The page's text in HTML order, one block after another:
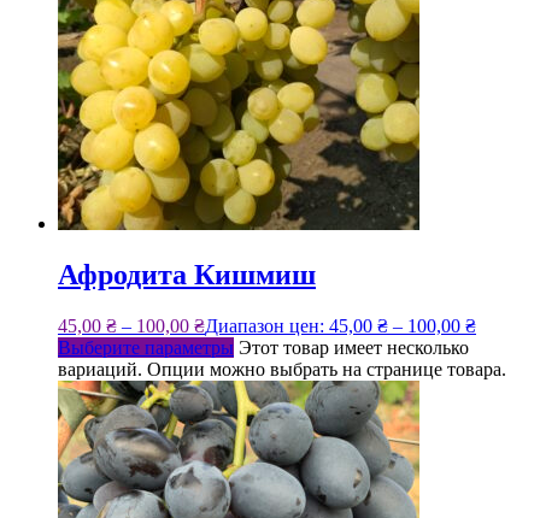
Афродита Кишмиш
45,00 ₴ – 100,00 ₴Диапазон цен: 45,00 ₴ – 100,00 ₴
Выберите параметры Этот товар имеет несколько
вариаций. Опции можно выбрать на странице товара.